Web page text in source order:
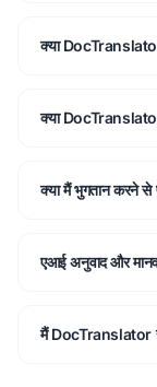
क्या
क्या DocTranslator
क्या मैं भुगतान करने से
एआई अनुवाद और
मैं